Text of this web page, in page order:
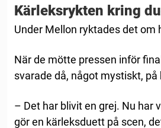
Kärleksrykten kring
Under Mellon ryktades det om
När de mötte pressen inför
svarade då, något mystiskt, på
– Det har blivit en grej. Nu har
gör en kärleksduett på scen,